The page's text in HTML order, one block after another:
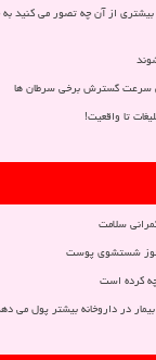
بیشتری از آن چه تصور می کنید به
سرعت گسترش برخی سرطان ها
تا واقعیت!
سلامت
شستشوی پوست
کرده است
در داروخانه بیشتر پول می